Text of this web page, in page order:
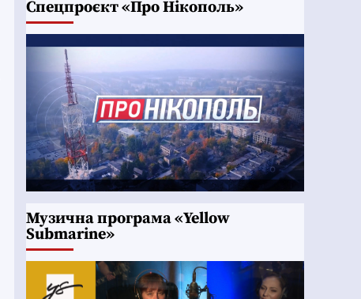
Cпецпроєкт «Про Нікополь»
Музична програма «Yellow
Submarine»